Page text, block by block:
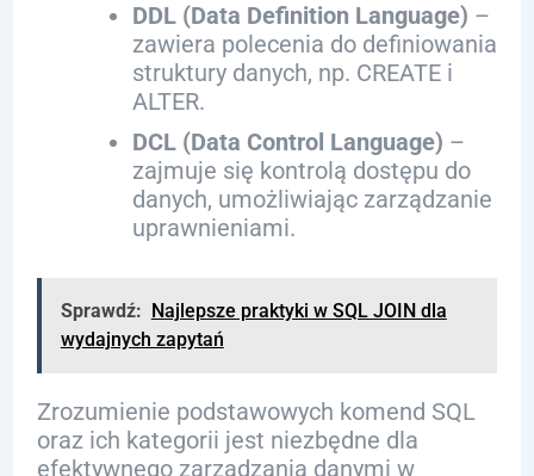
DDL (Data Definition Language) –
zawiera polecenia do definiowania
struktury danych, np. CREATE i
ALTER.
DCL (Data Control Language) –
zajmuje się kontrolą dostępu do
danych, umożliwiając zarządzanie
uprawnieniami.
Sprawdź: Najlepsze praktyki w SQL JOIN dla
wydajnych zapytań
Zrozumienie podstawowych komend SQL
oraz ich kategorii jest niezbędne dla
efektywnego zarządzania danymi w